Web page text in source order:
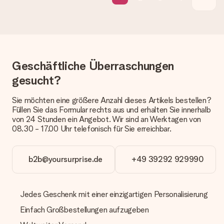
Wie lange dauert die Lieferzeit und wann werde ich mein
Welche Lieferoptionen stehen zur Verfügung?
Derzeit können wir (noch) keine verschiedenen Lieferoptionen
Päckchen versendet. Möchtest du wissen, ob es als Paket
oder Päckchen geliefert wird, kontaktiere bitte unseren
Kundenservice.
Wie kann ich meine Bestellung bezahlen?
Wir bieten die folgenden Zahlungsoptionen an: Vorauskasse
mit normaler Überweisung, Sofortüberweisung, Paypal,
manuellen Überweisung verlängert sich die Lieferzeit des
Geschenks jedoch um 3 Werktage.
Geschäftliche Überraschungen
gesucht?
Sie möchten eine größere Anzahl dieses Artikels bestellen?
Füllen Sie das Formular rechts aus und erhalten Sie innerhalb
von 24 Stunden ein Angebot. Wir sind an Werktagen von
08.30 - 17.00 Uhr telefonisch für Sie erreichbar.
b2b@yoursurprise.de +49 39292 929990
Jedes Geschenk mit einer einzigartigen Personalisierung
Einfach Großbestellungen aufzugeben